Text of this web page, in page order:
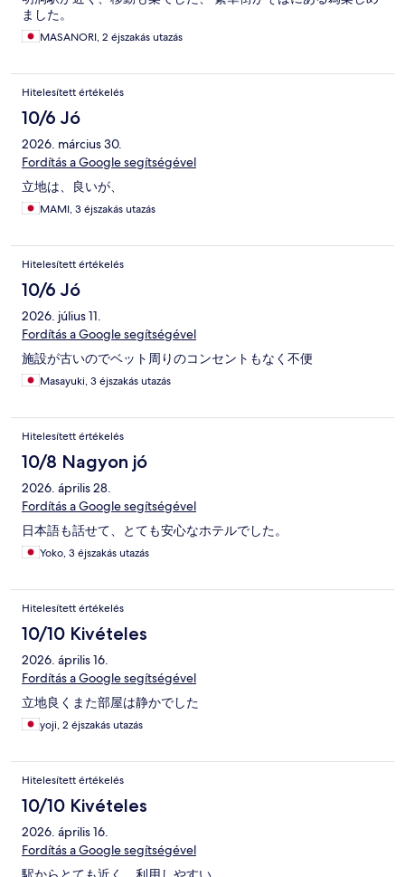
ました。
MASANORI, 2 éjszakás utazás
Hitelesített értékelés
10/6 Jó
2026. március 30.
Fordítás a Google segítségével
立地は、良いが、
MAMI, 3 éjszakás utazás
Hitelesített értékelés
10/6 Jó
2026. július 11.
Fordítás a Google segítségével
施設が古いのでベット周りのコンセントもなく不便
Masayuki, 3 éjszakás utazás
Hitelesített értékelés
10/8 Nagyon jó
2026. április 28.
Fordítás a Google segítségével
日本語も話せて、とても安心なホテルでした。
Yoko, 3 éjszakás utazás
Hitelesített értékelés
10/10 Kivételes
2026. április 16.
Fordítás a Google segítségével
立地良くまた部屋は静かでした
yoji, 2 éjszakás utazás
Hitelesített értékelés
10/10 Kivételes
2026. április 16.
Fordítás a Google segítségével